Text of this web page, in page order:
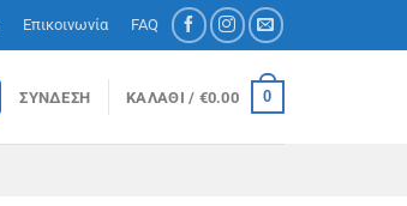
Επικοινωνία FAQ
ΣΎΝΔΕΣΗ ΚΑΛΆΘΙ / €0.00 0